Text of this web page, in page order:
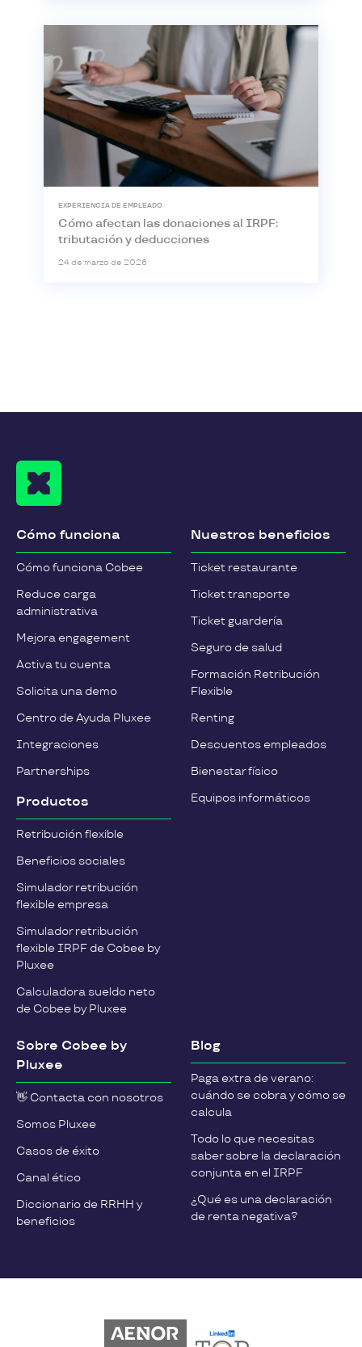
EXPERIENCIA DE EMPLEADO
Cómo afectan las donaciones al IRPF:
tributación y deducciones
24 de marzo de 2026
Cómo funciona
Cómo funciona Cobee
Reduce carga
administrativa
Mejora engagement
Activa tu cuenta
Solicita una demo
Centro de Ayuda Pluxee
Integraciones
Partnerships
Productos
Retribución flexible
Beneficios sociales
Simulador retribución
flexible empresa
Simulador retribución
flexible IRPF de Cobee by
Pluxee
Calculadora sueldo neto
de Cobee by Pluxee
Nuestros beneficios
Ticket restaurante
Ticket transporte
Ticket guardería
Seguro de salud
Formación Retribución
Flexible
Renting
Descuentos empleados
Bienestar físico
Equipos informáticos
Sobre Cobee by
Pluxee
👋 Contacta con nosotros
Somos Pluxee
Casos de éxito
Canal ético
Diccionario de RRHH y
beneficios
Blog
Paga extra de verano:
cuándo se cobra y cómo se
calcula
Todo lo que necesitas
saber sobre la declaración
conjunta en el IRPF
¿Qué es una declaración
de renta negativa?